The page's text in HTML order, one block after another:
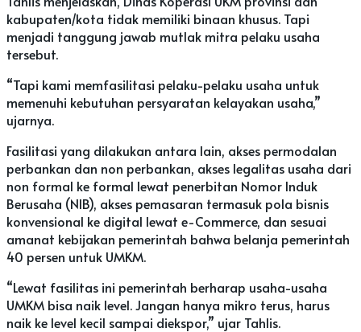
kabupaten/kota tidak memiliki binaan khusus. Tapi
menjadi tanggung jawab mutlak mitra pelaku usaha
tersebut.
“Tapi kami memfasilitasi pelaku-pelaku usaha untuk
memenuhi kebutuhan persyaratan kelayakan usaha,”
ujarnya.
Fasilitasi yang dilakukan antara lain, akses permodalan
perbankan dan non perbankan, akses legalitas usaha dari
non formal ke formal lewat penerbitan Nomor Induk
Berusaha (NIB), akses pemasaran termasuk pola bisnis
konvensional ke digital lewat e-Commerce, dan sesuai
amanat kebijakan pemerintah bahwa belanja pemerintah
40 persen untuk UMKM.
“Lewat fasilitas ini pemerintah berharap usaha-usaha
UMKM bisa naik level. Jangan hanya mikro terus, harus
naik ke level kecil sampai diekspor,” ujar Tahlis.